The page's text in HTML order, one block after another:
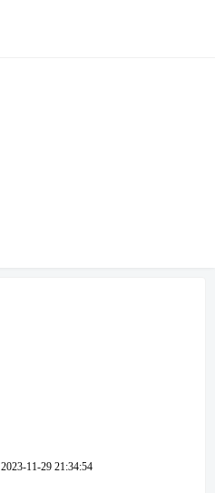
2023-11-29 21:34:54